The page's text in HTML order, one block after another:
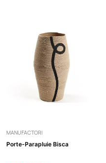
MANUFACTORI
Porte-Parapluie Bisca